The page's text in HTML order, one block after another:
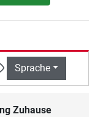
Sprache
Zuhause